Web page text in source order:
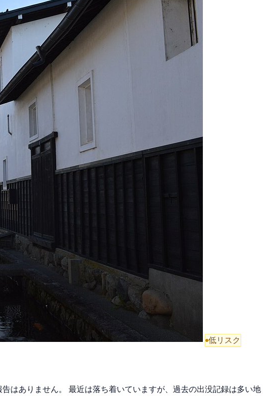
低リスク
はありません。 最近は落ち着いていますが、過去の出没記録は多い地